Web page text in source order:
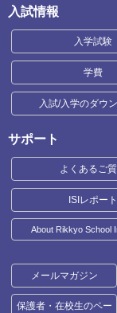
入試情報
入学試験
学費
入試/入学のダウ
サポート
よくあるご
ISIレポート
About Rikkyo School
メールマガジン
保護者・在校生のペー